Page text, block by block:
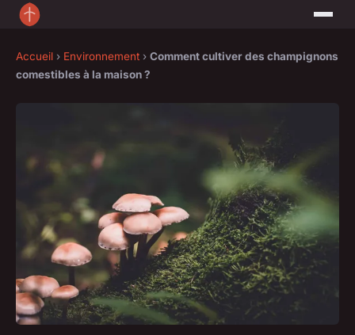
Accueil › Environnement › Comment cultiver des champignons
comestibles à la maison ?